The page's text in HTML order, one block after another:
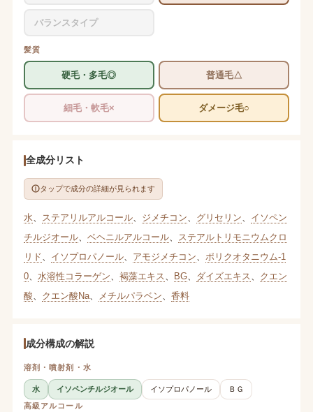
バランスタイプ
髪質
硬毛・多毛◎ 普通毛△
細毛・軟毛× ダメージ毛○
全成分リスト
タップで成分の詳細が見られます
水 ステアリルアルコール、 ジメチコン グリセリン
イソペン
チルジオール、 ベヘニルアルコール、
ステアルトリモニウムクロ
リド
イソプロパノール、 アモジメチコン
ポリクオタニウム-1
0、 水溶性コラーゲン 褐藻エキス BG、 ダイズエキス
クエン
酸
クエン酸Na、 メチルパラベン 香料
成分構成の解説
溶剤・噴射剤・水
水 イソペンチルジオール イソプロパノール
ＢＧ
高級アルコール